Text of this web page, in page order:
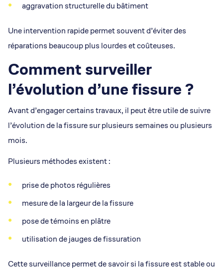
aggravation structurelle du bâtiment
Une intervention rapide permet souvent d’éviter des
réparations beaucoup plus lourdes et coûteuses.
Comment surveiller
l’évolution d’une fissure ?
Avant d’engager certains travaux, il peut être utile de suivre
l’évolution de la fissure sur plusieurs semaines ou plusieurs
mois.
Plusieurs méthodes existent :
prise de photos régulières
mesure de la largeur de la fissure
pose de témoins en plâtre
utilisation de jauges de fissuration
Cette surveillance permet de savoir si la fissure est stable ou